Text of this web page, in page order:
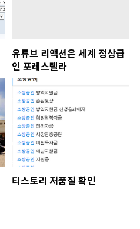
유튜브 리액션은 세계 정상급
인 포레스텔라
티스토리 저품질 확인